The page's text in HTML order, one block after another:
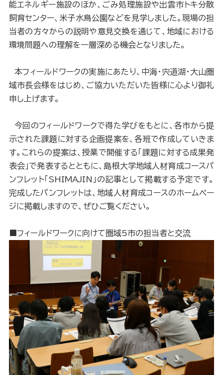
能エネルギー施設のほか、ごみ処理施設や出雲市トキ分散
飼育センター、米子水鳥公園などを見学しました。現場の担
当者の方々からの説明や意見交換を通じて、地域における
環境問題への理解を一層深める機会となりました。
本フィールドワークの実施にあたり、中海・宍道湖・大山圏
域市長会様をはじめ、ご協力いただいた皆様に心より御礼
申し上げます。
今回のフィールドワークで得た学びをもとに、各市から提
示された課題に対する企画提案を、各班で作成していきま
す。これらの提案は、授業で開催する「課題に対する成果発
表会」で発表するとともに、島根大学地域人材育成コースパ
ンフレット「SHIMAJIN」の記事として掲載する予定です。
完成したパンフレットは、地域人材育成コースのホームペー
ジに掲載しますので、ぜひご覧ください。
■フィールドワークに向けて圏域5市の担当者と交流